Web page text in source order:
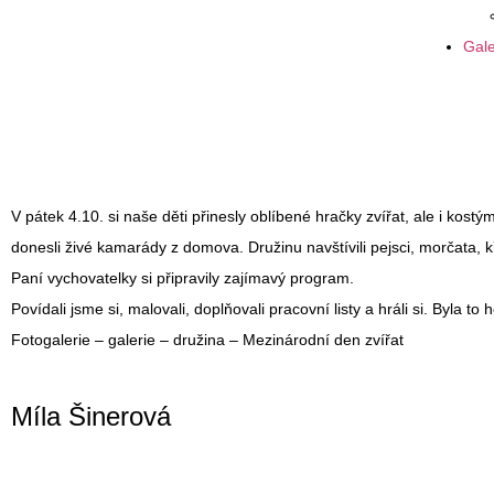
V pátek 4.10. si naše děti přinesly oblíbené hračky zvířat, ale i
donesli živé kamarády z domova. Družinu navštívili pejsci, morčata,
Paní vychovatelky si připravily zajímavý program.
Povídali jsme si, malovali, doplňovali pracovní listy a hráli si. Byla to
Fotogalerie – galerie – družina – Mezinárodní den zvířat
Míla Šinerová